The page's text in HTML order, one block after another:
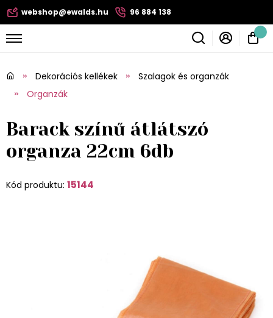
webshop@ewalds.hu 96 884 138
Dekorációs kellékek
Szalagok és organzák
Organzák
Barack színű átlátszó
organza 22cm 6db
Kód produktu: 15144